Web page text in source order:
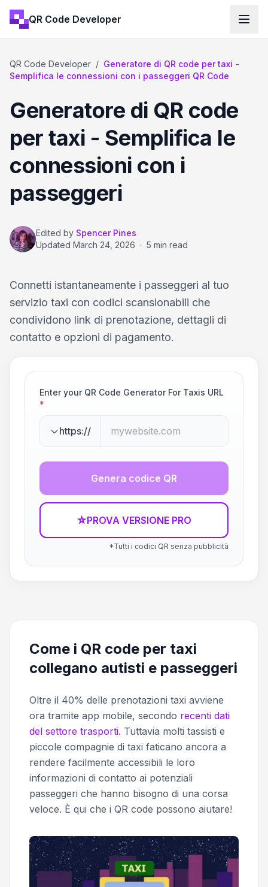
QR Code Developer
QR Code Developer / Generatore di QR code per taxi -
Semplifica le connessioni con i passeggeri QR Code
Generatore di QR code
per taxi - Semplifica le
connessioni con i
passeggeri
Edited by Spencer Pines
Updated March 24, 2026 · 5 min read
Connetti istantaneamente i passeggeri al tuo
servizio taxi con codici scansionabili che
condividono link di prenotazione, dettagli di
contatto e opzioni di pagamento.
Enter your QR Code Generator For Taxis URL
*
https://
Genera codice QR
☆PROVA VERSIONE PRO
*Tutti i codici QR senza pubblicità
Come i QR code per taxi
collegano autisti e passeggeri
Oltre il 40% delle prenotazioni taxi avviene
ora tramite app mobile, secondo recenti dati
del settore trasporti. Tuttavia molti tassisti e
piccole compagnie di taxi faticano ancora a
rendere facilmente accessibili le loro
informazioni di contatto ai potenziali
passeggeri che hanno bisogno di una corsa
veloce. È qui che i QR code possono aiutare!